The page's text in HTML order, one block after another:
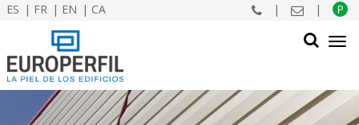
ES FR EN CA | | P